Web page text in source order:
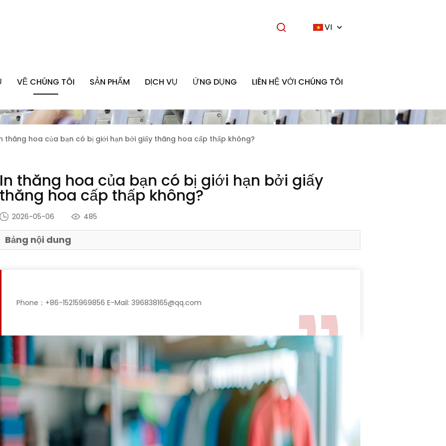
VI
VỀ CHÚNG TÔI SẢN PHẨM DỊCH VỤ ỨNG DỤNG LIÊN HỆ VỚI CHÚNG TÔI
thăng hoa của bạn có bị giới hạn bởi giấy thăng hoa cấp thấp không?
In thăng hoa của bạn có bị giới hạn bởi giấy
thăng hoa cấp thấp không?
2026-05-06 485
Bảng nội dung
Phone：+86-15215969856 E-Mail: 396838165@qq.com